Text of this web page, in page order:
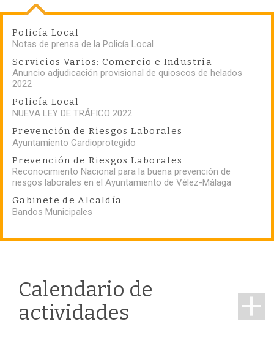
Policía Local
Notas de prensa de la Policía Local
Servicios Varios: Comercio e Industria
Anuncio adjudicación provisional de quioscos de helados
2022
Policía Local
NUEVA LEY DE TRÁFICO 2022
Prevención de Riesgos Laborales
Ayuntamiento Cardioprotegido
Prevención de Riesgos Laborales
Reconocimiento Nacional para la buena prevención de
riesgos laborales en el Ayuntamiento de Vélez-Málaga
Gabinete de Alcaldía
Bandos Municipales
Calendario de
actividades